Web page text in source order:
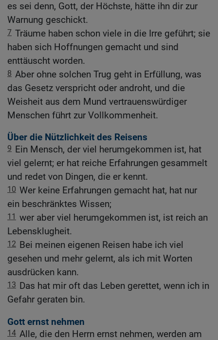
es sei denn, Gott, der Höchste, hätte ihn dir zur
Warnung geschickt.
7 Träume haben schon viele in die Irre geführt; sie
haben sich Hoffnungen gemacht und sind
enttäuscht worden.
8 Aber ohne solchen Trug geht in Erfüllung, was
das Gesetz verspricht oder androht, und die
Weisheit aus dem Mund vertrauenswürdiger
Menschen führt zur Vollkommenheit.
Über die Nützlichkeit des Reisens
9 Ein Mensch, der viel herumgekommen ist, hat
viel gelernt; er hat reiche Erfahrungen gesammelt
und redet von Dingen, die er kennt.
10 Wer keine Erfahrungen gemacht hat, hat nur
ein beschränktes Wissen;
11 wer aber viel herumgekommen ist, ist reich an
Lebensklugheit.
12 Bei meinen eigenen Reisen habe ich viel
gesehen und mehr gelernt, als ich mit Worten
ausdrücken kann.
13 Das hat mir oft das Leben gerettet, wenn ich in
Gefahr geraten bin.
Gott ernst nehmen
14 Alle, die den Herrn ernst nehmen, werden am